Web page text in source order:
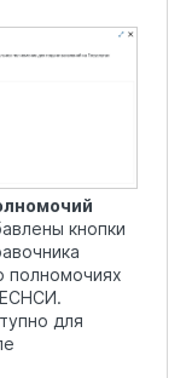
кнопки
полномочиях
для